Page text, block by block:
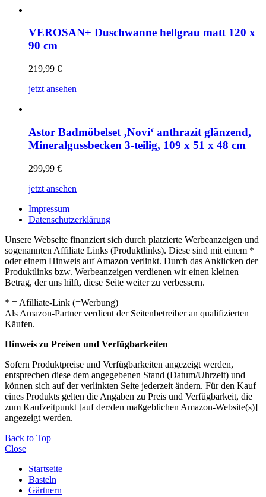
VEROSAN+ Duschwanne hellgrau matt 120 x
90 cm
219,99 €
jetzt ansehen
Astor Badmöbelset ‚Novi‘ anthrazit glänzend,
Mineralgussbecken 3-teilig, 109 x 51 x 48 cm
299,99 €
jetzt ansehen
Impressum
Datenschutzerklärung
Unsere Webseite finanziert sich durch platzierte Werbeanzeigen und
sogenannten Affiliate Links (Produktlinks). Diese sind mit einem *
oder einem Hinweis auf Amazon verlinkt. Durch das Anklicken der
Produktlinks bzw. Werbeanzeigen verdienen wir einen kleinen
Betrag, der uns hilft, diese Seite weiter zu verbessern.
* = Afilliate-Link (=Werbung)
Als Amazon-Partner verdient der Seitenbetreiber an qualifizierten
Käufen.
Hinweis zu Preisen und Verfügbarkeiten
Sofern Produktpreise und Verfügbarkeiten angezeigt werden,
entsprechen diese dem angegebenen Stand (Datum/Uhrzeit) und
können sich auf der verlinkten Seite jederzeit ändern. Für den Kauf
eines Produkts gelten die Angaben zu Preis und Verfügbarkeit, die
zum Kaufzeitpunkt [auf der/den maßgeblichen Amazon-Website(s)]
angezeigt werden.
Back to Top
Close
Startseite
Basteln
Gärtnern